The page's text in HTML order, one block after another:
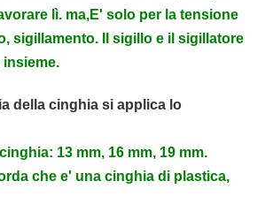
lì. ma,E' solo per la tensione
sigillamento. Il sigillo e il sigillatore
della cinghia si applica lo
13 mm, 16 mm, 19 mm.
che e' una cinghia di plastica,